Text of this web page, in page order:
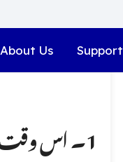
About Us Support
1۔ اس وقت کے غوث کون ہیں ؟؟